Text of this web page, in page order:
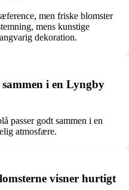
men friske blomster
mens kunstige
dekoration.
i en Lyngby
passer godt sammen i en
atmosfære.
visner hurtigt